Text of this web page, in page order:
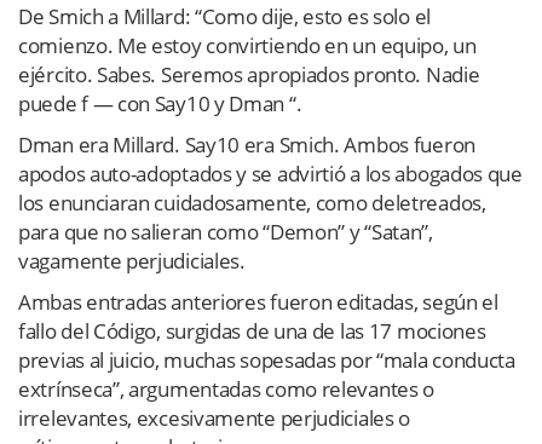
De Smich a Millard: “Como dije, esto es solo el
comienzo. Me estoy convirtiendo en un equipo, un
ejército. Sabes. Seremos apropiados pronto. Nadie
puede f — con Say10 y Dman “.
Dman era Millard. Say10 era Smich. Ambos fueron
apodos auto-adoptados y se advirtió a los abogados que
los enunciaran cuidadosamente, como deletreados,
para que no salieran como “Demon” y “Satan”,
vagamente perjudiciales.
Ambas entradas anteriores fueron editadas, según el
fallo del Código, surgidas de una de las 17 mociones
previas al juicio, muchas sopesadas por “mala conducta
extrínseca”, argumentadas como relevantes o
irrelevantes, excesivamente perjudiciales o